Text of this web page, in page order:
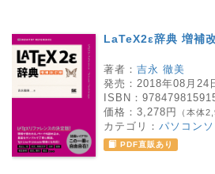
LaTeX2ε辞典 増補
著者： 吉永 徹美
発売： 2018年08月24
ISBN：
価格： 3,278円 （本体
カテゴリ： パソコンソ
PDF直販あり